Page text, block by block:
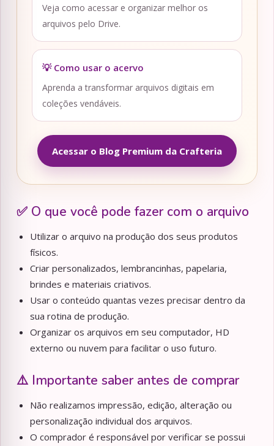
Veja como acessar e organizar melhor os
arquivos pelo Drive.
💡 Como usar o acervo
Aprenda a transformar arquivos digitais em
coleções vendáveis.
Acessar o Blog Premium da Crafteria
✅ O que você pode fazer com o arquivo
Utilizar o arquivo na produção dos seus produtos
físicos.
Criar personalizados, lembrancinhas, papelaria,
brindes e materiais criativos.
Usar o conteúdo quantas vezes precisar dentro da
sua rotina de produção.
Organizar os arquivos em seu computador, HD
externo ou nuvem para facilitar o uso futuro.
⚠️ Importante saber antes de comprar
Não realizamos impressão, edição, alteração ou
personalização individual dos arquivos.
O comprador é responsável por verificar se possui